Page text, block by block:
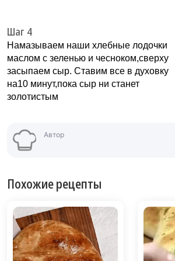
Шаг 4
Намазываем наши хлебные лодочки
маслом с зеленью и чесноком,сверху
засыпаем сыр. Ставим все в духовку
на10 минут,пока сыр ни станет
золотистым
Автор
Похожие рецепты